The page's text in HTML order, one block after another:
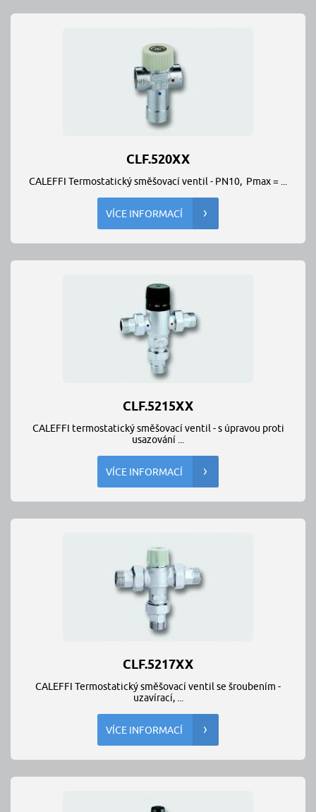
CLF.520XX
CALEFFI Termostatický směšovací ventil - PN10, Pmax = ...
VÍCE INFORMACÍ
CLF.5215XX
CALEFFI termostatický směšovací ventil - s úpravou proti
usazování ...
VÍCE INFORMACÍ
CLF.5217XX
CALEFFI Termostatický směšovací ventil se šroubením -
uzavírací, ...
VÍCE INFORMACÍ